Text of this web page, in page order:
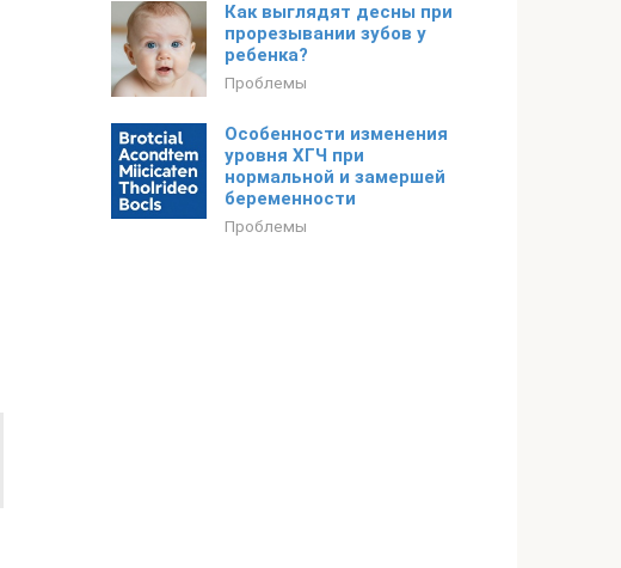
Как выглядят десны при
прорезывании зубов у
ребенка?
Проблемы
Особенности изменения
уровня ХГЧ при
нормальной и замершей
беременности
Проблемы